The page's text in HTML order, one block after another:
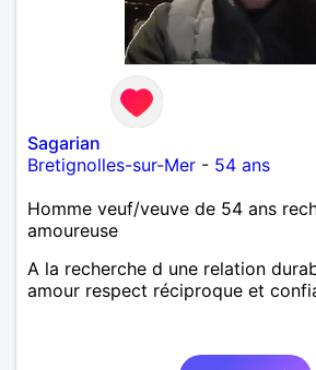
Sagarian
Bretignolles-sur-Mer - 54 ans
Homme veuf/veuve de 54 ans
amoureuse
A la recherche d une relation
amour respect réciproque et